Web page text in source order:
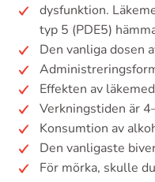
dysfunktion.
typ 5 (PDE5)
Den vanliga dosen
Effekten av
Verkningstiden är
Konsumtion av
Den vanligaste
För mörka, skulle